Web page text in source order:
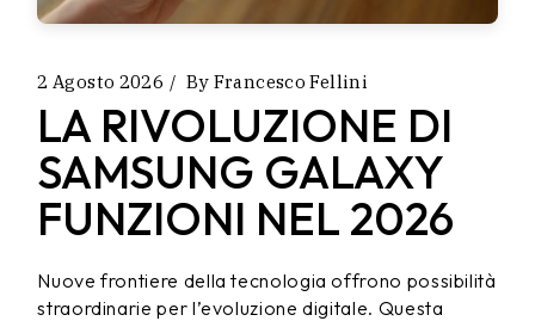
2 Agosto 2026 By Francesco Fellini
LA RIVOLUZIONE DI
SAMSUNG GALAXY
FUNZIONI NEL 2026
Nuove frontiere della tecnologia offrono possibilità
straordinarie per l’evoluzione digitale. Questa